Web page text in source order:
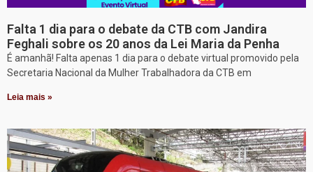
Falta 1 dia para o debate da CTB com Jandira
Feghali sobre os 20 anos da Lei Maria da Penha
É amanhã! Falta apenas 1 dia para o debate virtual promovido pela
Secretaria Nacional da Mulher Trabalhadora da CTB em
Leia mais »